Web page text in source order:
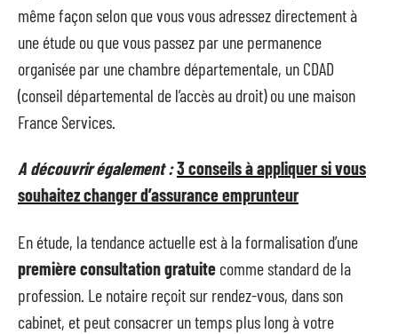
même façon selon que vous vous adressez directement à
une étude ou que vous passez par une permanence
organisée par une chambre départementale, un CDAD
(conseil départemental de l’accès au droit) ou une maison
France Services.
A découvrir également :3 conseils à appliquer si vous
souhaitez changer d’assurance emprunteur
En étude, la tendance actuelle est à la formalisation d’une
première consultation gratuite comme standard de la
profession. Le notaire reçoit sur rendez-vous, dans son
cabinet, et peut consacrer un temps plus long à votre